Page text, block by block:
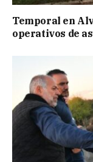
Temporal en
operativos de